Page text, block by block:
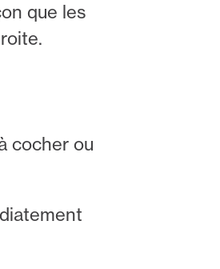
que les
cocher ou